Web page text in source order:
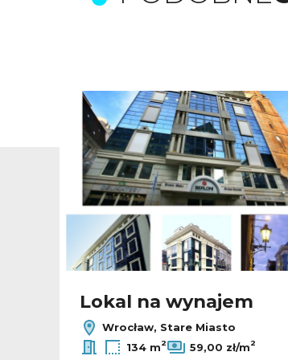
do ulubionych
Lokal na wynajem
Wrocław, Stare Miasto
134 m2 59,00 zł/m2